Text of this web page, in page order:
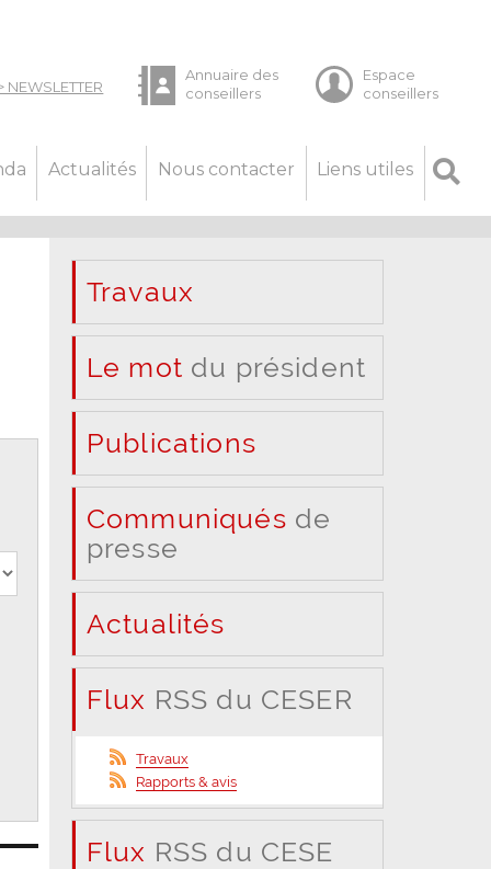
Actualités Nous contacter Liens utiles
Travaux
Le mot du président
Publications
Communiqués de
presse
Actualités
Flux RSS du CESER
Travaux
Rapports & avis
Flux RSS du CESE